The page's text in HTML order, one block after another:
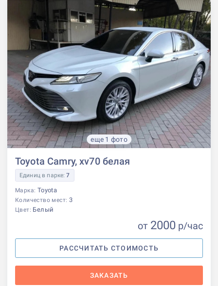
еще 1 фото
Toyota Camry, xv70 белая
Единиц в парке:7
Марка: Toyota
Количество мест: 3
Цвет: Белый
от 2000 р/час
РАССЧИТАТЬ СТОИМОСТЬ
ЗАКАЗАТЬ